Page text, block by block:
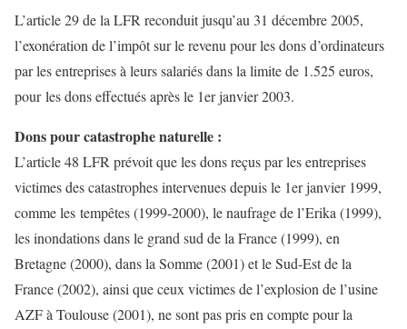
L’article 29 de la LFR reconduit jusqu’au 31 décembre 2005,
l’exonération de l’impôt sur le revenu pour les dons d’ordinateurs
par les entreprises à leurs salariés dans la limite de 1.525 euros,
pour les dons effectués après le 1er janvier 2003.
Dons pour catastrophe naturelle :
L’article 48 LFR prévoit que les dons reçus par les entreprises
victimes des catastrophes intervenues depuis le 1er janvier 1999,
comme les tempêtes (1999-2000), le naufrage de l’Erika (1999),
les inondations dans le grand sud de la France (1999), en
Bretagne (2000), dans la Somme (2001) et le Sud-Est de la
France (2002), ainsi que ceux victimes de l’explosion de l’usine
AZF à Toulouse (2001), ne sont pas pris en compte pour la